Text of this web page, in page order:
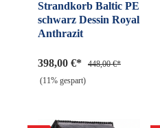
Strandkorb Baltic PE
schwarz Dessin Royal
Anthrazit
398,00 €*
448,00 €*
(11% gespart)